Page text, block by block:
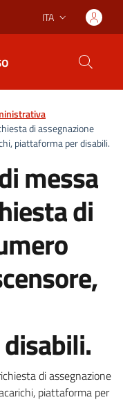
Lingua attiva:
ITA
di assegnazione
piattaforma per disabili.
messa
di
di assegnazione
piattaforma per